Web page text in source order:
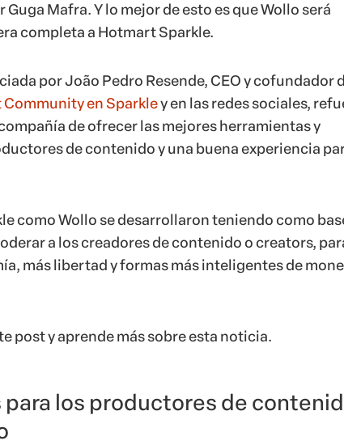
Mafra. Y lo mejor de esto es que Wollo será
completa a Hotmart Sparkle.
por João Pedro Resende, CEO y cofundador
en Sparkley en las redes sociales,
de ofrecer las mejores herramientas y
de contenido y una buena experiencia
como Wollo se desarrollaron teniendo como
a los creadores de contenido o creators,
más libertad y formas más inteligentes de
post y aprende más sobre esta noticia.
para los productores de